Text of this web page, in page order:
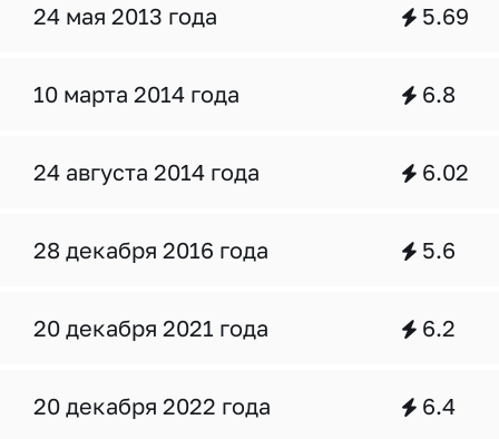
24 мая 2013 года 5.69
10 марта 2014 года 6.8
24 августа 2014 года 6.02
28 декабря 2016 года 5.6
20 декабря 2021 года 6.2
20 декабря 2022 года 6.4